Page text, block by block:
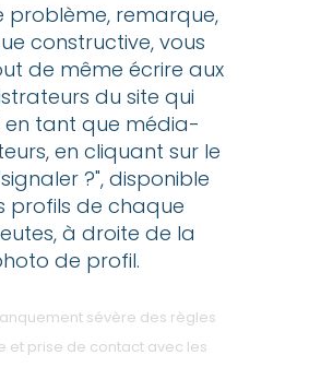
problème, remarque,
constructive, vous
de même écrire aux
du site qui
tant que média-
en cliquant sur le
?", disponible
profils de chaque
à droite de la
de profil.
sévère des règles
et prise de contact avec les